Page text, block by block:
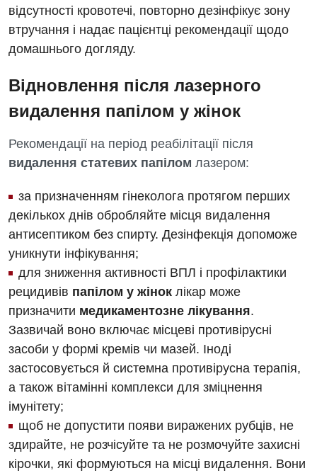
відсутності кровотечі, повторно дезінфікує зону
втручання і надає пацієнтці рекомендації щодо
домашнього догляду.
Відновлення після лазерного
видалення папілом у жінок
Рекомендації на період реабілітації після
видалення статевих папілом лазером:
за призначенням гінеколога протягом перших
декількох днів обробляйте місця видалення
антисептиком без спирту. Дезінфекція допоможе
уникнути інфікування;
для зниження активності ВПЛ і профілактики
рецидивів папілом у жінок лікар може
призначити медикаментозне лікування.
Зазвичай воно включає місцеві противірусні
засоби у формі кремів чи мазей. Іноді
застосовується й системна противірусна терапія,
а також вітамінні комплекси для зміцнення
імунітету;
щоб не допустити появи виражених рубців, не
здирайте, не розчісуйте та не розмочуйте захисні
кірочки, які формуються на місці видалення. Вони